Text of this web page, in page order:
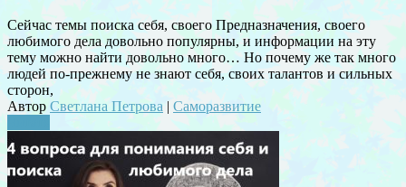
Сейчас темы поиска себя, своего Предназначения, своего
любимого дела довольно популярны, и информации на эту
тему можно найти довольно много… Но почему же так много
людей по-прежнему не знают себя, своих талантов и сильных
сторон,
Автор Светлана Петрова | Саморазвитие